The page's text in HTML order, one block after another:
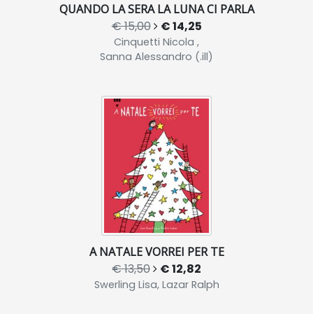
QUANDO LA SERA LA LUNA CI PARLA
€ 15,00 € 14,25
Cinquetti Nicola ,
Sanna Alessandro (.ill)
A NATALE VORREI PER TE
€ 13,50 € 12,82
Swerling Lisa, Lazar Ralph